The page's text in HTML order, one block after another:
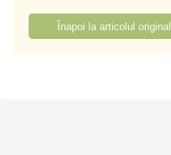
Înapoi la articolul original